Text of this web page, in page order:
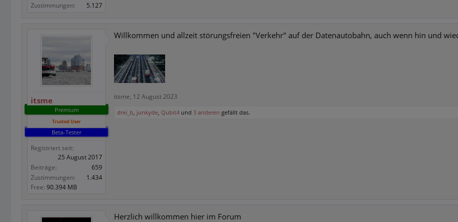
Zustimmungen:
5.127
itsme
Premium
Trusted User
Beta-Tester
Registriert seit:
25 August 2017
Beiträge:
659
Zustimmungen:
1.434
Free: 90.394 MB
Willkommen und allzeit störungsfreien "Verkehr" auf der Datenautobahn, auch wenn hin und
itsme, 12 August 2023
drei_b, junkyde, Qubit4 und 3 anderen gefällt das.
Herzlich willkommen hier im Forum